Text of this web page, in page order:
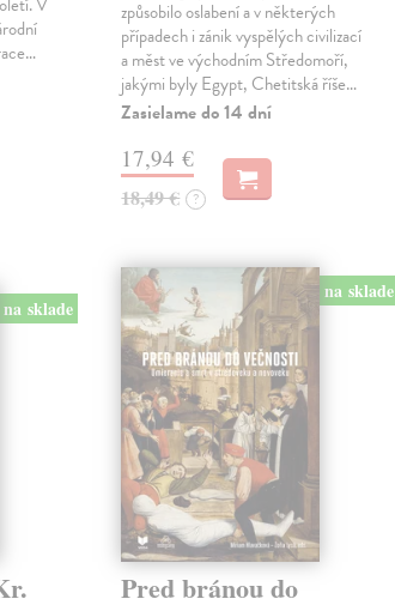
způsobilo oslabení a v některých
případech i zánik vyspělých civilizací
a měst ve východním Středomoří,
jakými byly Egypt, Chetitská říše…
Zasielame do 14 dní
17,94 €
18,49 € ?
na sklade
na sklade
Pred bránou do